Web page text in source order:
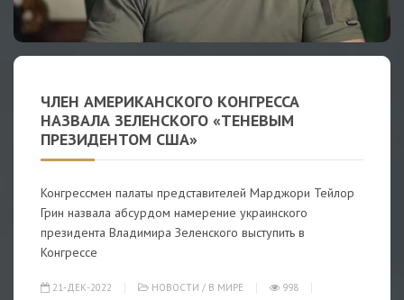
ЧЛЕН АМЕРИКАНСКОГО КОНГРЕССА
НАЗВАЛА ЗЕЛЕНСКОГО «ТЕНЕВЫМ
ПРЕЗИДЕНТОМ США»
Конгрессмен палаты представителей Марджори Тейлор
Грин назвала абсурдом намерение украинского
президента Владимира Зеленского выступить в
Конгрессе
21-ДЕК-2022 НОВОСТИ / В МИРЕ 998